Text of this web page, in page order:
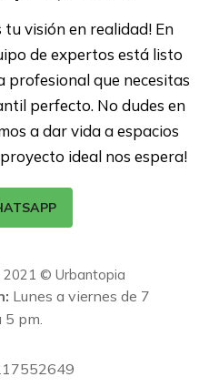
visión en realidad! En
de expertos está listo
profesional que necesitas
perfecto. No dudes en
a dar vida a espacios
ideal nos espera!
© Urbantopia
Lunes a viernes de 7
5 pm.